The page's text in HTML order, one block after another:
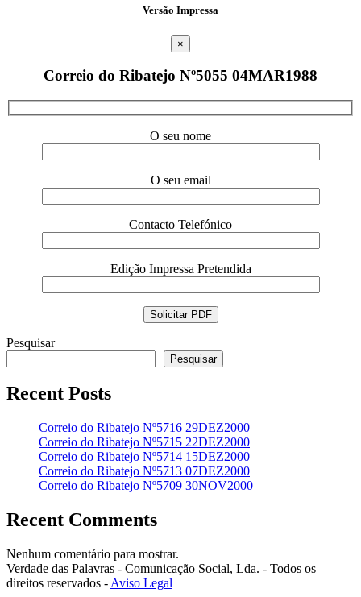
Versão Impressa
×
Correio do Ribatejo Nº5055 04MAR1988
O seu nome
O seu email
Contacto Telefónico
Edição Impressa Pretendida
Pesquisar
Pesquisar
Recent Posts
Correio do Ribatejo Nº5716 29DEZ2000
Correio do Ribatejo Nº5715 22DEZ2000
Correio do Ribatejo Nº5714 15DEZ2000
Correio do Ribatejo Nº5713 07DEZ2000
Correio do Ribatejo Nº5709 30NOV2000
Recent Comments
Nenhum comentário para mostrar.
Verdade das Palavras - Comunicação Social, Lda. - Todos os
direitos reservados - Aviso Legal